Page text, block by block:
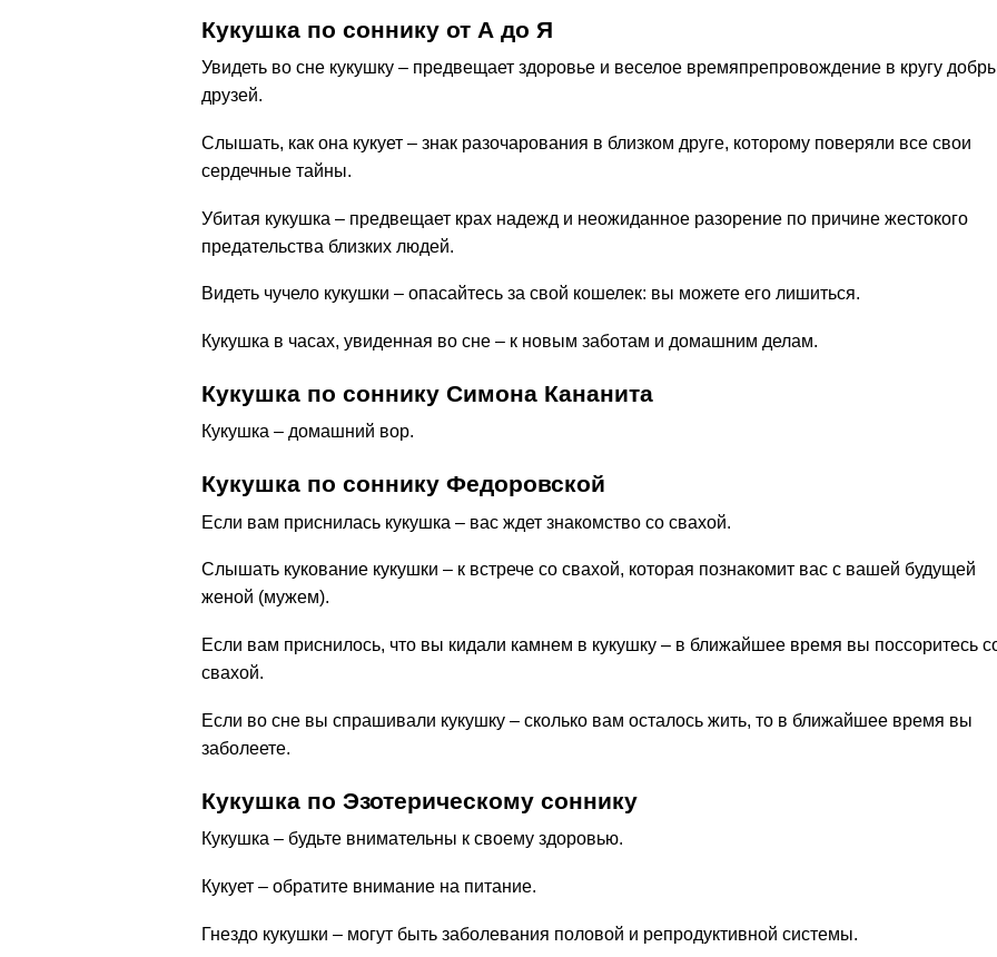
Кукушка по соннику от А до Я
Увидеть во сне кукушку – предвещает здоровье и веселое времяпрепровождение в кругу
друзей.
Слышать, как она кукует – знак разочарования в близком друге, которому поверяли все свои
сердечные тайны.
Убитая кукушка – предвещает крах надежд и неожиданное разорение по причине жестокого
предательства близких людей.
Видеть чучело кукушки – опасайтесь за свой кошелек: вы можете его лишиться.
Кукушка в часах, увиденная во сне – к новым заботам и домашним делам.
Кукушка по соннику Симона Кананита
Кукушка – домашний вор.
Кукушка по соннику Федоровской
Если вам приснилась кукушка – вас ждет знакомство со свахой.
Слышать кукование кукушки – к встрече со свахой, которая познакомит вас с вашей будущей
женой (мужем).
Если вам приснилось, что вы кидали камнем в кукушку – в ближайшее время вы поссоритесь
свахой.
Если во сне вы спрашивали кукушку – сколько вам осталось жить, то в ближайшее время вы
заболеете.
Кукушка по Эзотерическому соннику
Кукушка – будьте внимательны к своему здоровью.
Кукует – обратите внимание на питание.
Гнездо кукушки – могут быть заболевания половой и репродуктивной системы.